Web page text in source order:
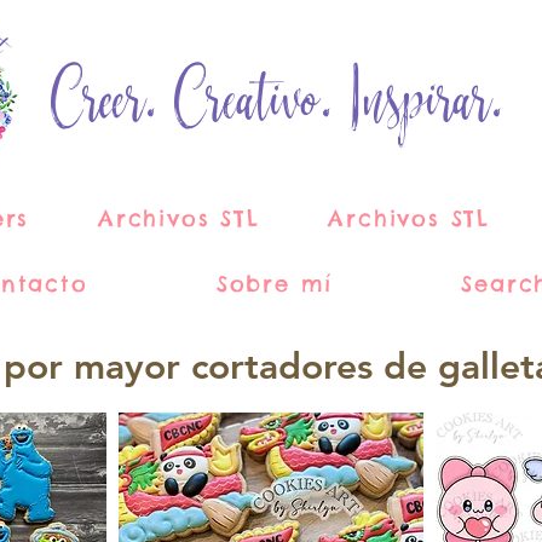
Creer. Creativo. Inspirar.
Archivos STL Archivos STL
Sobre mí
mayor cortadores de